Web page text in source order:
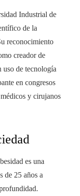
Industrial de
de la
reconocimiento
creador de
uso de tecnología
en congresos
y cirujanos
es una
de 25 años a